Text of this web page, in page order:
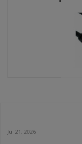
Jul 21, 2026